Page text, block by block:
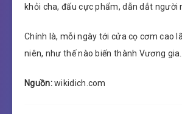
khỏi cha, đấu cực phẩm, dẫn dắt người
Chính là, mỗi ngày tới cửa cọ cơm cao
niên, như thế nào biến thành Vương
Nguồn:wikidich.com